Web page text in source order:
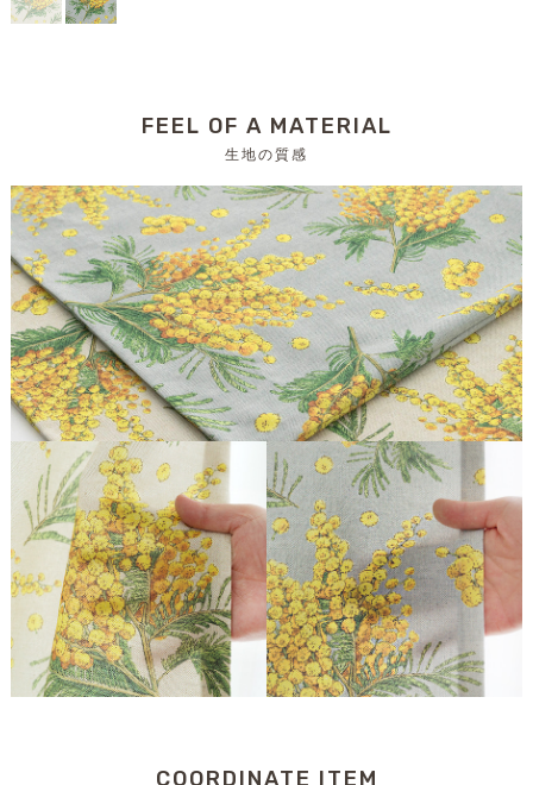
FEEL OF A MATERIAL
生地の質感
COORDINATE ITEM